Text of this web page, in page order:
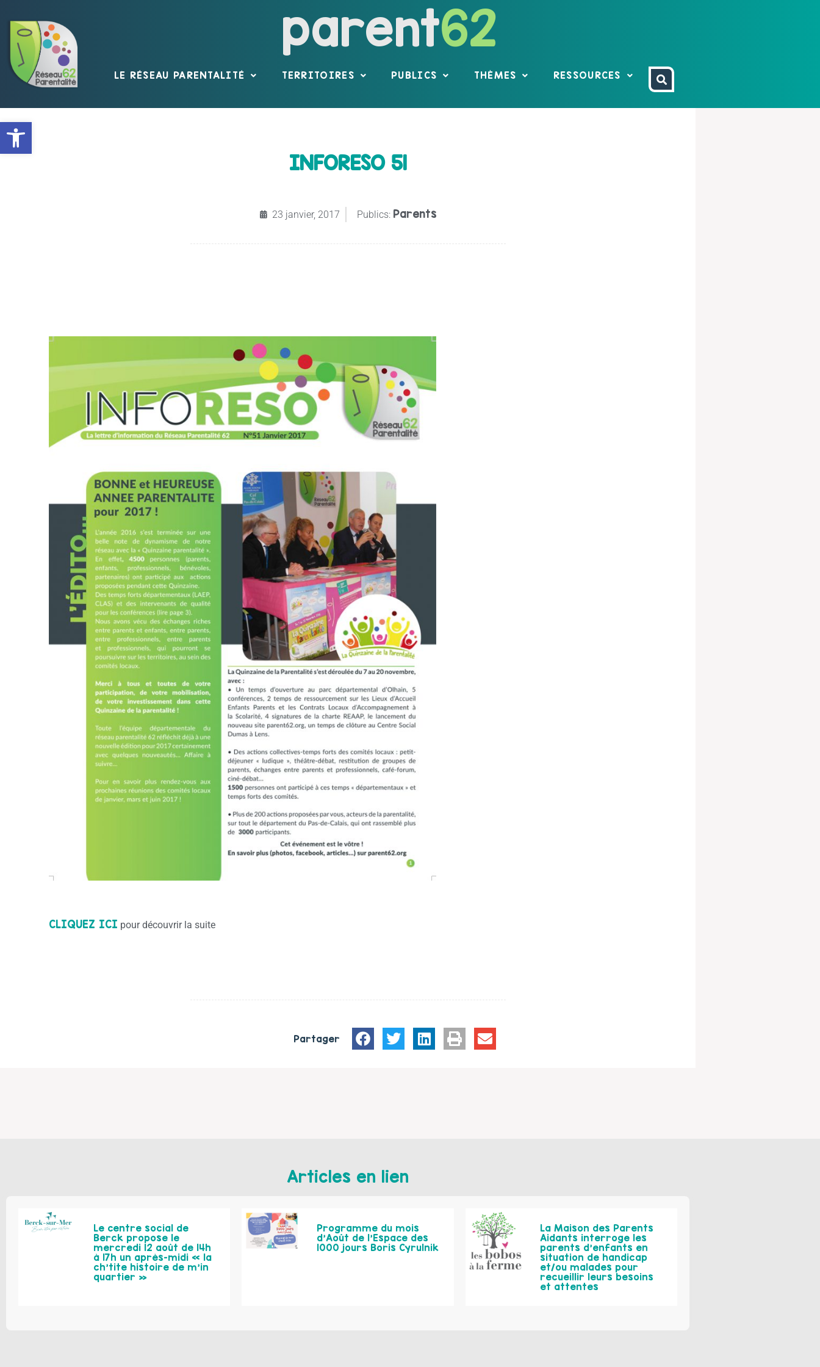
Ouvrir la barre d’outils
parent62
LE RÉSEAU PARENTALITÉ TERRITOIRES PUBLICS THÈMES RESSOURCES
INFORESO 51
23 janvier, 2017 Publics: Parents
CLIQUEZ ICI pour découvrir la suite
Partager
Articles en lien
Le centre social de
Berck propose le
mercredi 12 août de 14h
à 17h un après-midi « la
ch’tite histoire de m’in
quartier »
Programme du mois
d’Août de l’Espace des
1000 jours Boris Cyrulnik
La Maison des Parents
Aidants interroge les
parents d’enfants en
situation de handicap
et/ou malades pour
recueillir leurs besoins
et attentes